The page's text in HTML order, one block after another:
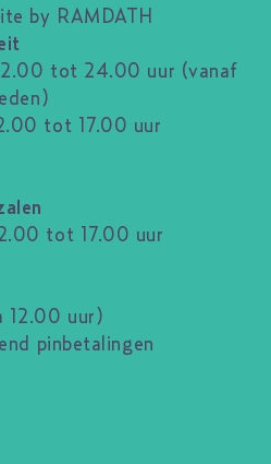
by RAMDATH
tot 24.00 uur (vanaf
tot 17.00 uur
tot 17.00 uur
12.00 uur)
pinbetalingen